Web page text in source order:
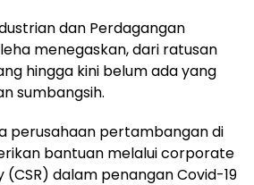
dan Perdagangan
menegaskan, dari ratusan
hingga kini belum ada yang
sumbangsih.
perusahaan pertambangan di
bantuan melalui corporate
dalam penangan Covid-19